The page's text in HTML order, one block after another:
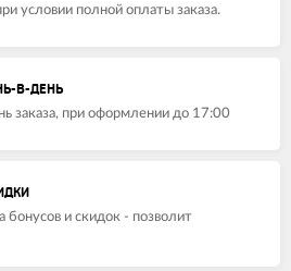
условии полной оплаты заказа.
В-ДЕНЬ
заказа, при оформлении до 17:00
бонусов и скидок - позволит